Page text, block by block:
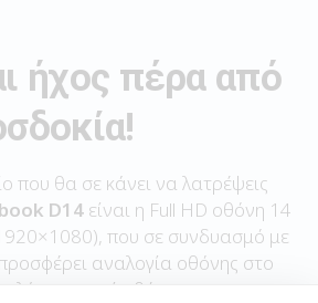
ήχος πέρα από
που θα σε κάνει να λατρέψεις
D14 είναι η Full HD οθόνη 14
που σε συνδυασμό με
αναλογία οθόνης στο
γωνία θέασης.